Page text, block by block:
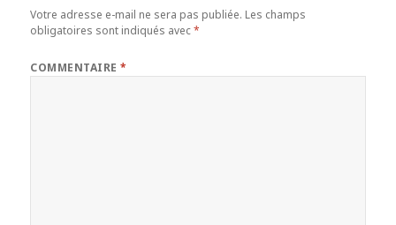
Votre adresse e-mail ne sera pas publiée. Les champs
obligatoires sont indiqués avec*
COMMENTAIRE*